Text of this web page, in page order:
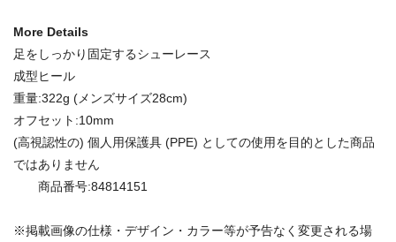
More Details
足をしっかり固定するシューレース
成型ヒール
重量:322g (メンズサイズ28cm)
オフセット:10mm
(高視認性の) 個人用保護具 (PPE) としての使用を目的とした商品
ではありません
商品番号:84814151
※掲載画像の仕様・デザイン・カラー等が予告なく変更される場